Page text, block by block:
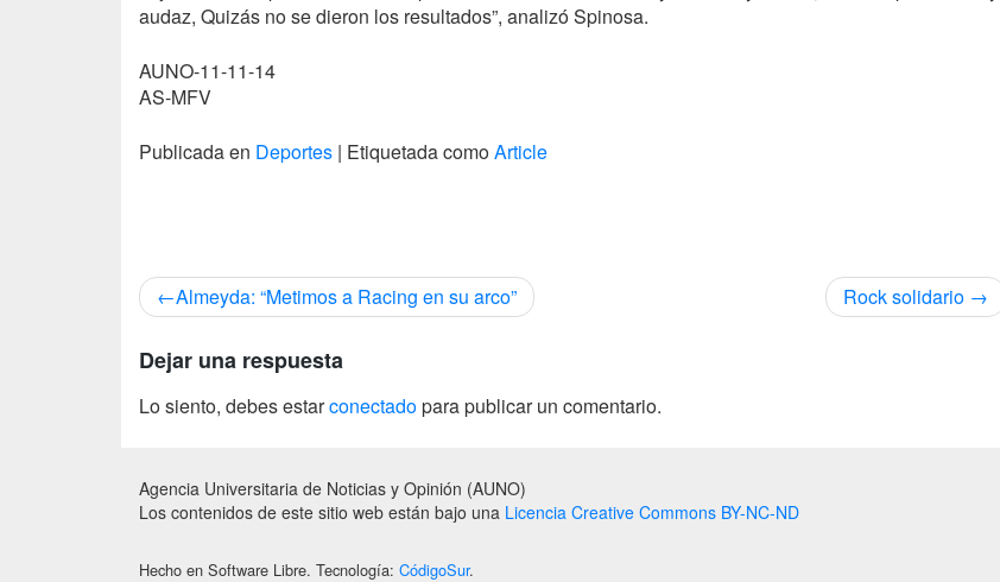
audaz, Quizás no se dieron los resultados”, analizó Spinosa.
AUNO-11-11-14
AS-MFV
Publicada en Deportes | Etiquetada comoArticle
Navegación
de
entradas
Almeyda: “Metimos a Racing en su arco” Rock solidario
Dejar una respuesta
Lo siento, debes estarconectadopara publicar un comentario.
Agencia Universitaria de Noticias y Opinión (AUNO)
Los contenidos de este sitio web están bajo una Licencia Creative Commons BY-NC-ND
Hecho en Software Libre. Tecnología: CódigoSur.